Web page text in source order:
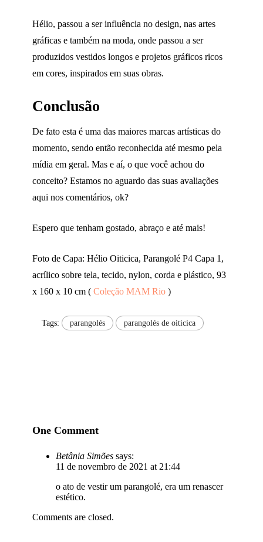
Hélio, passou a ser influência no design, nas artes
gráficas e também na moda, onde passou a ser
produzidos vestidos longos e projetos gráficos ricos
em cores, inspirados em suas obras.
Conclusão
De fato esta é uma das maiores marcas artísticas do
momento, sendo então reconhecida até mesmo pela
mídia em geral. Mas e aí, o que você achou do
conceito? Estamos no aguardo das suas avaliações
aqui nos comentários, ok?
Espero que tenham gostado, abraço e até mais!
Foto de Capa: Hélio Oiticica, Parangolé P4 Capa 1,
acrílico sobre tela, tecido, nylon, corda e plástico, 93
x 160 x 10 cm ( Coleção MAM Rio )
Tags: parangolés parangolés de oiticica
One Comment
Betânia Simões says:
11 de novembro de 2021 at 21:44
o ato de vestir um parangolé, era um renascer
estético.
Comments are closed.